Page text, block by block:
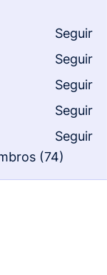
Seguir
Seguir
Seguir
Seguir
Seguir
(74)